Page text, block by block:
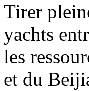
Tirer
yachts
les
et du